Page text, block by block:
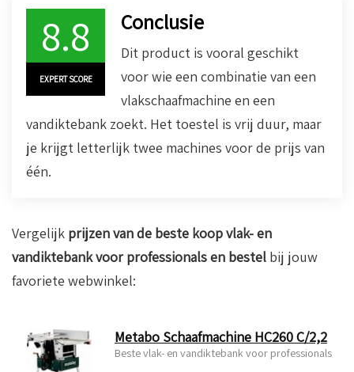
8.8
EXPERT SCORE
Conclusie
Dit product is vooral geschikt
voor wie een combinatie van een
vlakschaafmachine en een
vandiktebank zoekt. Het toestel is vrij duur, maar
je krijgt letterlijk twee machines voor de prijs van
één.
Vergelijk prijzen van de beste koop vlak- en
vandiktebank voor professionals en bestel bij jouw
favoriete webwinkel:
Metabo Schaafmachine HC260 C/2,2
Beste vlak- en vandiktebank voor professionals